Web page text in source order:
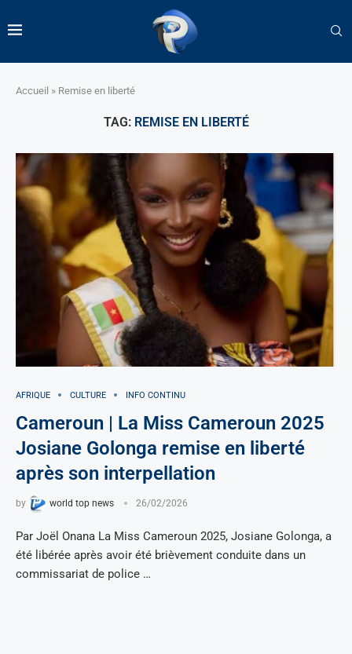
Accueil » Remise en liberté
TAG: REMISE EN LIBERTÉ
AFRIQUE CULTURE INFO CONTINU
Cameroun | La Miss Cameroun 2025
Josiane Golonga remise en liberté
après son interpellation
by world top news 26/02/2026
Par Joël Onana La Miss Cameroun 2025, Josiane Golonga, a
été libérée après avoir été brièvement conduite dans un
commissariat de police …